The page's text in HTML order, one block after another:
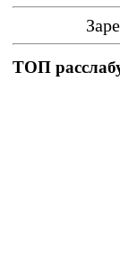
ТОП